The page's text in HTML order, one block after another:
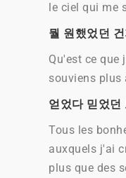
le ciel qui me
뭘 원했었던
Qu'est ce que
souviens plus
얻었다 믿었던
Tous les
auxquels j'ai
plus que des